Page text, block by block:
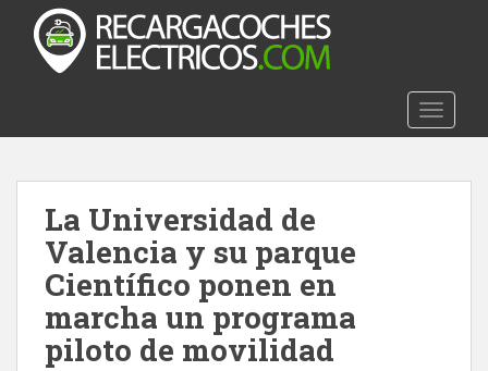
o
La Universidad de
Valencia y su parque
Científico ponen en
marcha un programa
piloto de movilidad